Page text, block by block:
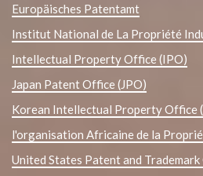
Europäisches Patentamt
Institut National de La Propriété
Intellectual Property Office (IPO)
Japan Patent Office (JPO)
Korean Intellectual Property Office
l'organisation Africaine de la
United States Patent and Trademark